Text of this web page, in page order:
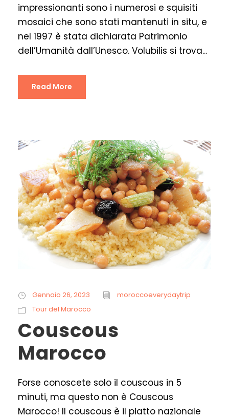
impressionanti sono i numerosi e squisiti
mosaici che sono stati mantenuti in situ, e
nel 1997 è stata dichiarata Patrimonio
dell’Umanità dall’Unesco. Volubilis si trova...
Read More
Gennaio 26, 2023
moroccoeverydaytrip
Tour del Marocco
Couscous
Marocco
Forse conoscete solo il couscous in 5
minuti, ma questo non è Couscous
Marocco! Il couscous è il piatto nazionale